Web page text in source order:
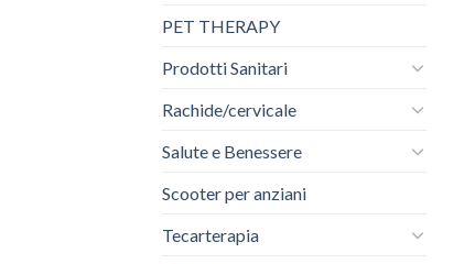
PET THERAPY
Prodotti Sanitari
Rachide/cervicale
Salute e Benessere
Scooter per anziani
Tecarterapia